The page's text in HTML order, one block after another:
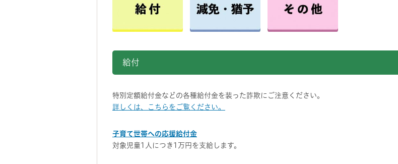
給付
特別定額給付金などの各種給付金を装った詐欺にご注意ください。
詳しくは、こちらをご覧ください。
子育て世帯への応援給付金
対象児童1人につき1万円を支給します。